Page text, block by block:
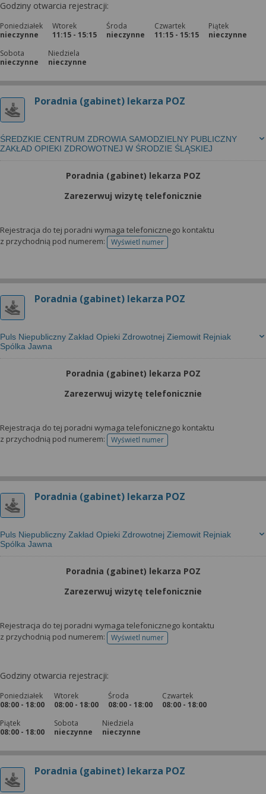
Godziny otwarcia rejestracji:
Poniedziałek
nieczynne
Wtorek
11:15 - 15:15
Środa
nieczynne
Czwartek
11:15 - 15:15
Piątek
nieczynne
Sobota
nieczynne
Niedziela
nieczynne
Poradnia (gabinet) lekarza POZ
ŚREDZKIE CENTRUM ZDROWIA SAMODZIELNY PUBLICZNY
ZAKŁAD OPIEKI ZDROWOTNEJ W ŚRODZIE ŚLĄSKIEJ
Poradnia (gabinet) lekarza POZ
Zarezerwuj wizytę telefonicznie
Rejestracja do tej poradni wymaga telefonicznego kontaktu
z przychodnią pod numerem:
Wyświetl numertelefonu do rejestracji
Poradnia (gabinet) lekarza POZ
Puls Niepubliczny Zakład Opieki Zdrowotnej Ziemowit Rejniak
Spólka Jawna
Poradnia (gabinet) lekarza POZ
Zarezerwuj wizytę telefonicznie
Rejestracja do tej poradni wymaga telefonicznego kontaktu
z przychodnią pod numerem:
Wyświetl numertelefonu do rejestracji
Poradnia (gabinet) lekarza POZ
Puls Niepubliczny Zakład Opieki Zdrowotnej Ziemowit Rejniak
Spólka Jawna
Poradnia (gabinet) lekarza POZ
Zarezerwuj wizytę telefonicznie
Rejestracja do tej poradni wymaga telefonicznego kontaktu
z przychodnią pod numerem:
Wyświetl numertelefonu do rejestracji
Godziny otwarcia rejestracji:
Poniedziałek
08:00 - 18:00
Wtorek
08:00 - 18:00
Środa
08:00 - 18:00
Czwartek
08:00 - 18:00
Piątek
08:00 - 18:00
Sobota
nieczynne
Niedziela
nieczynne
Poradnia (gabinet) lekarza POZ